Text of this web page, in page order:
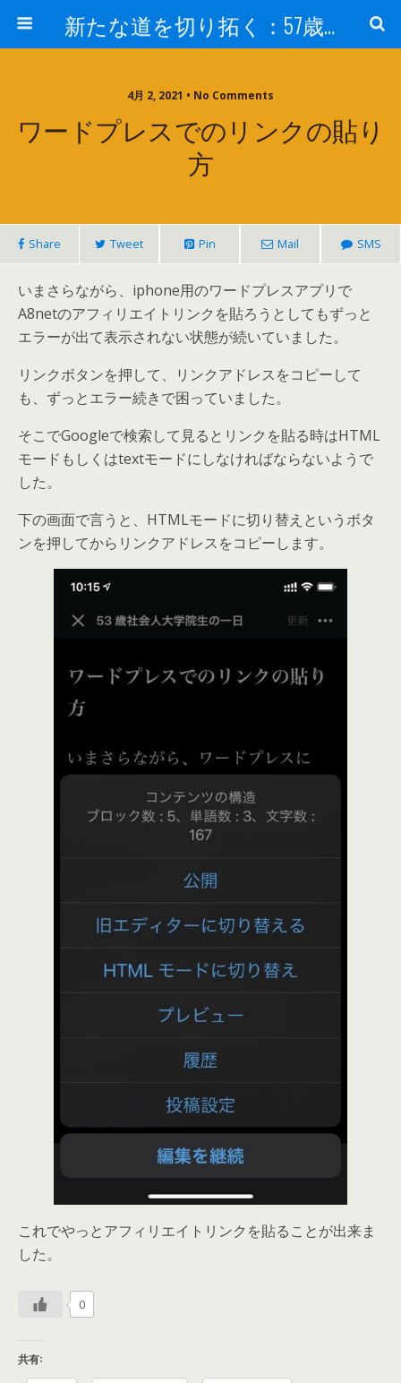
新たな道を切り拓く：57歳男性、大学院の授業室から
4月 2, 2021 • No Comments
ワードプレスでのリンクの貼り
方
Share Tweet Pin Mail SMS
いまさらながら、iphone用のワードプレスアプリで
A8netのアフィリエイトリンクを貼ろうとしてもずっと
エラーが出て表示されない状態が続いていました。
リンクボタンを押して、リンクアドレスをコピーして
も、ずっとエラー続きで困っていました。
そこでGoogleで検索して見るとリンクを貼る時はHTML
モードもしくはtextモードにしなければならないようで
した。
下の画面で言うと、HTMLモードに切り替えというボタ
ンを押してからリンクアドレスをコピーします。
これでやっとアフィリエイトリンクを貼ることが出来ま
した。
0
共有: